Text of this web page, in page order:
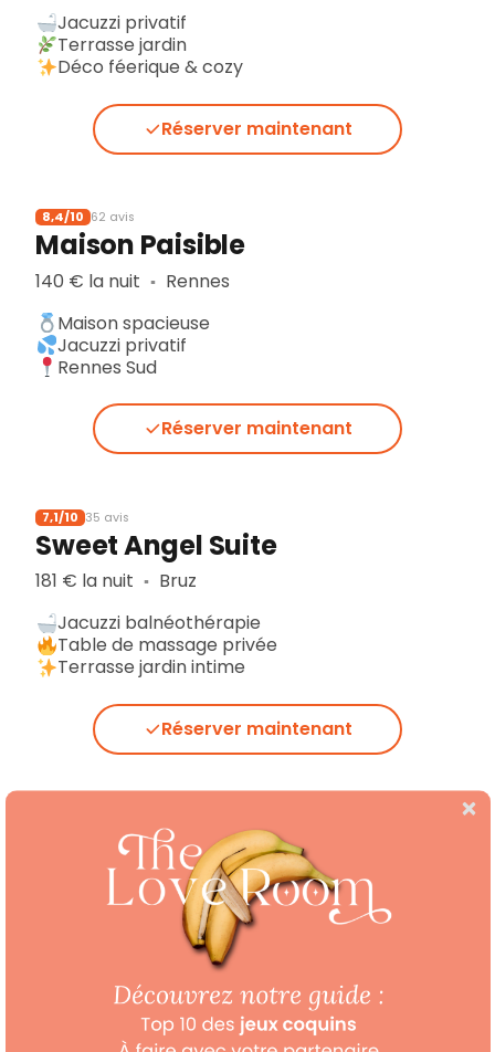
Jacuzzi privatif
Terrasse jardin
Déco féerique & cozy
Réserver maintenant
8,4/10 62 avis
Maison Paisible
140 € la nuit ▪︎ Rennes
Maison spacieuse
Jacuzzi privatif
Rennes Sud
Réserver maintenant
7,1/10 35 avis
Sweet Angel Suite
181 € la nuit ▪︎ Bruz
Jacuzzi balnéothérapie
Table de massage privée
Terrasse jardin intime
Réserver maintenant
Chalet moderne
192 € la nuit ▪︎ Saint-Coulitz
Terrasse avec jardin
Réserver maintenant